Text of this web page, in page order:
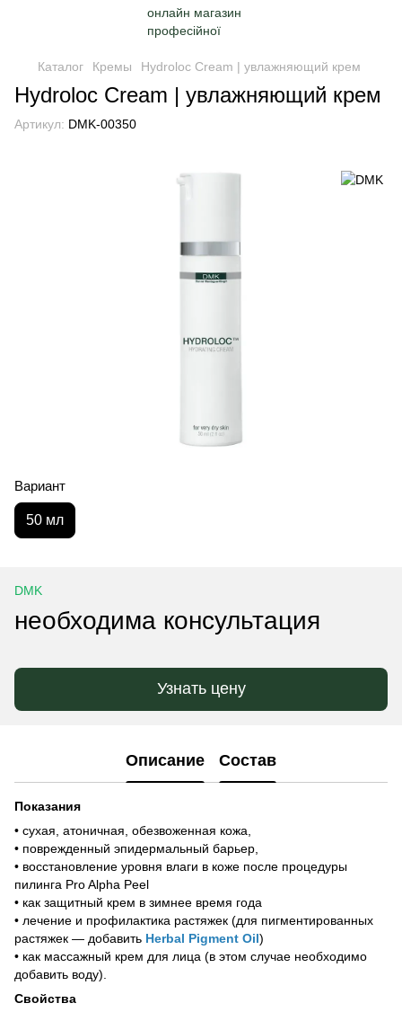
Каталог Кремы Hydroloc Cream | увлажняющий крем
Hydroloc Cream | увлажняющий крем
Артикул: DMK-00350
Вариант
50 мл
DMK
необходима консультация
Узнать цену
Описание Состав
Показания
• сухая, атоничная, обезвоженная кожа,
• поврежденный эпидермальный барьер,
• восстановление уровня влаги в коже после процедуры
пилинга Pro Alpha Peel
• как защитный крем в зимнее время года
• лечение и профилактика растяжек (для пигментированных
растяжек — добавить Herbal Pigment Oil)
• как массажный крем для лица (в этом случае необходимо
добавить воду).
Свойства